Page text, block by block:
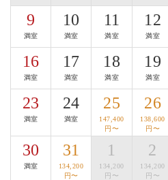
季節ごとに変わる名物の土鍋
ございます。
・ご朝食「郷香（さとか）」
体に優しいお食事となってお
お粥、出汁巻きたまご、焼き
信州の郷の香りを感じていた
ご用意しております。
車椅子の対応が可能な料亭も
9
満室
10
満室
11
満室
12
満室
16
満室
17
満室
18
満室
19
満室
23
満室
24
満室
25
147,400
円〜
26
138,600
円〜
30
満室
31
134,200
円〜
1
134,200
円〜
2
134,200
円〜